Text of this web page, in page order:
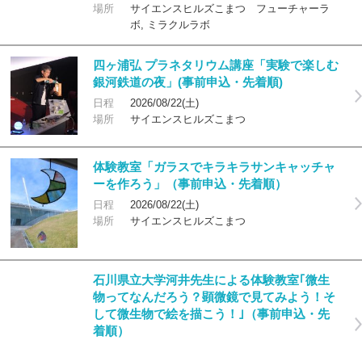
場所
サイエンスヒルズこまつ フューチャーラ
ボ, ミラクルラボ
四ヶ浦弘 プラネタリウム講座「実験で楽しむ
銀河鉄道の夜」(事前申込・先着順)
日程
2026/08/22(土)
場所
サイエンスヒルズこまつ
体験教室「ガラスでキラキラサンキャッチャ
ーを作ろう」（事前申込・先着順）
日程
2026/08/22(土)
場所
サイエンスヒルズこまつ
石川県立大学河井先生による体験教室｢微生
物ってなんだろう？顕微鏡で見てみよう！そ
して微生物で絵を描こう！｣（事前申込・先
着順）